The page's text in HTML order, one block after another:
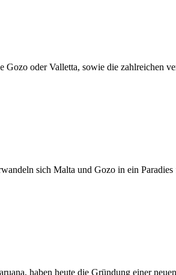
oder Valletta, sowie die zahlreichen
sich Malta und Gozo in ein
haben heute die Gründung einer